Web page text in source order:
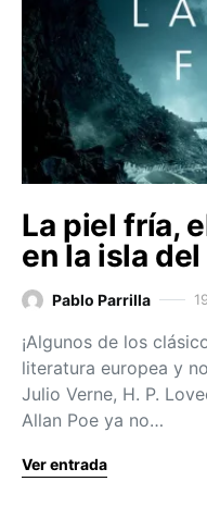
La piel fría,
en la isla
Pablo Parrilla
¡Algunos de los
literatura europea y
Julio Verne, H. P.
Allan Poe ya no…
Ver entrada